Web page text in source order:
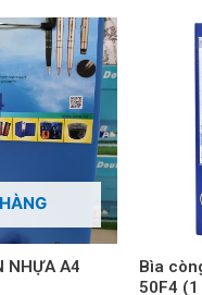
NHỰA A4
Bìa
50F4